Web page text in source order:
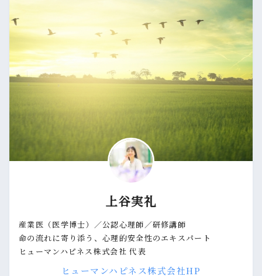
上谷実礼
産業医（医学博士）／公認心理師／研修講師
命の流れに寄り添う、心理的安全性のエキスパート
ヒューマンハピネス株式会社 代表
ヒューマンハピネス株式会社HP